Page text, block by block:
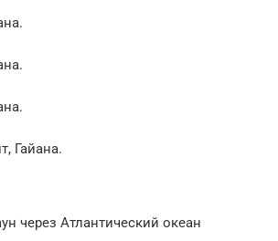
Гайана.
через Атлантический океан